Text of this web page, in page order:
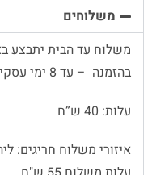
משלוחים
משלוח עד הבית יתבצע
בהזמנה – עד 8 ימי עסקים
עלות: 40 ש”ח
איזורי משלוח חריגים: